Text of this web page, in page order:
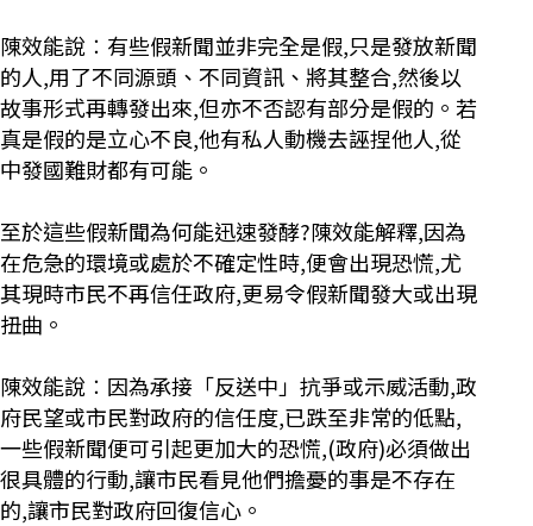
陳效能說︰有些假新聞並非完全是假,只是發放新聞
的人,用了不同源頭、不同資訊、將其整合,然後以
故事形式再轉發出來,但亦不否認有部分是假的。若
真是假的是立心不良,他有私人動機去誣捏他人,從
中發國難財都有可能。
至於這些假新聞為何能迅速發酵?陳效能解釋,因為
在危急的環境或處於不確定性時,便會出現恐慌,尤
其現時市民不再信任政府,更易令假新聞發大或出現
扭曲。
陳效能說︰因為承接「反送中」抗爭或示威活動,政
府民望或市民對政府的信任度,已跌至非常的低點,
一些假新聞便可引起更加大的恐慌,(政府)必須做出
很具體的行動,讓市民看見他們擔憂的事是不存在
的,讓市民對政府回復信心。